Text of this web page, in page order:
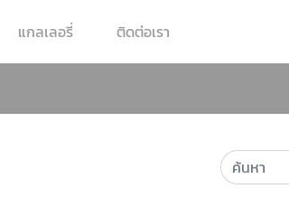
แกลเลอรี่ ติดต่อเรา